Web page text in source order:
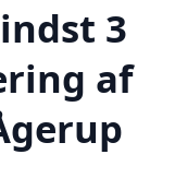
3
af